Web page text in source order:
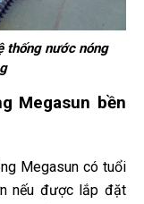
thống nước nóng
Megasun bền
Megasun có tuổi
nếu được lắp đặt